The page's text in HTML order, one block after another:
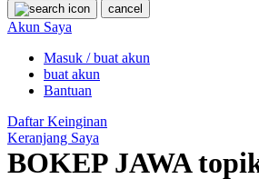
P
Peachy
Phil & Ted's
Philips Avent
Pigeon
cancel
Akun Saya
Masuk / buat akun
buat akun
Bantuan
Daftar Keinginan
Keranjang Saya
BOKEP JAWA